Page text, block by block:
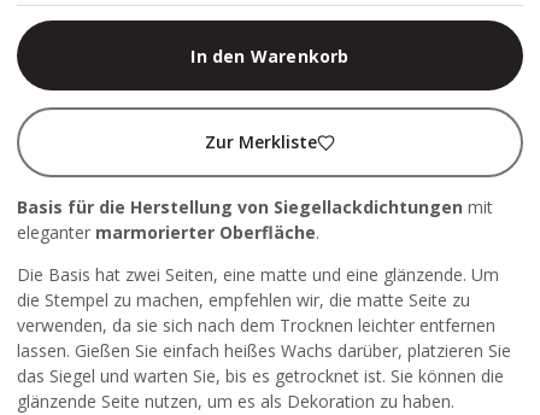
In den Warenkorb
Zur Merkliste
Basis für die Herstellung von Siegellackdichtungen mit
eleganter marmorierter Oberfläche.
Die Basis hat zwei Seiten, eine matte und eine glänzende. Um
die Stempel zu machen, empfehlen wir, die matte Seite zu
verwenden, da sie sich nach dem Trocknen leichter entfernen
lassen. Gießen Sie einfach heißes Wachs darüber, platzieren Sie
das Siegel und warten Sie, bis es getrocknet ist. Sie können die
glänzende Seite nutzen, um es als Dekoration zu haben.